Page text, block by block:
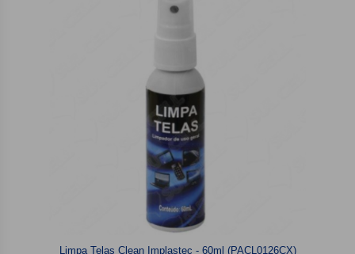
Limpa Telas Clean Implastec - 60ml (PACL0126CX)